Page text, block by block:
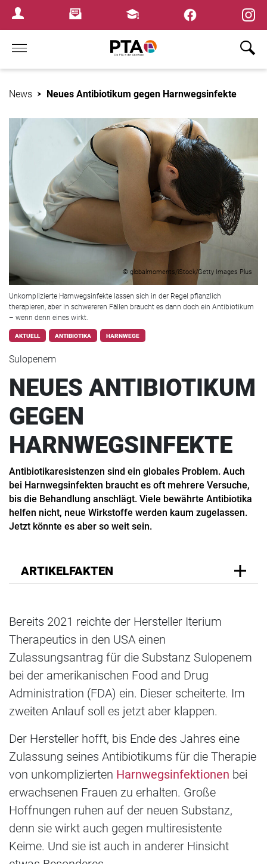
Login MenuNewsletterFortbildungen
Home
News Neues Antibiotikum gegen Harnwegsinfekte
© globalmoments/iStock/Getty Images Plus
Unkomplizierte Harnwegsinfekte lassen sich in der Regel pflanzlich
therapieren, aber in schwereren Fällen braucht es dann doch ein Antibiotikum
– wenn denn eines wirkt.
AKTUELL ANTIBIOTIKA HARNWEGE
Sulopenem
NEUES ANTIBIOTIKUM
GEGEN
HARNWEGSINFEKTE
Antibiotikaresistenzen sind ein globales Problem. Auch
bei Harnwegsinfekten braucht es oft mehrere Versuche,
bis die Behandlung anschlägt. Viele bewährte Antibiotika
helfen nicht, neue Wirkstoffe werden kaum zugelassen.
Jetzt könnte es aber so weit sein.
ARTIKELFAKTEN
Bereits 2021 reichte der Hersteller Iterium
Therapeutics in den USA einen
Zulassungsantrag für die Substanz Sulopenem
bei der amerikanischen Food and Drug
Administration (FDA) ein. Dieser scheiterte. Im
zweiten Anlauf soll es jetzt aber klappen.
Der Hersteller hofft, bis Ende des Jahres eine
Zulassung seines Antibiotikums für die Therapie
von unkomplizierten Harnwegsinfektionen bei
erwachsenen Frauen zu erhalten. Große
Hoffnungen ruhen auf der neuen Substanz,
denn sie wirkt auch gegen multiresistente
Keime. Und sie ist auch in anderer Hinsicht
×